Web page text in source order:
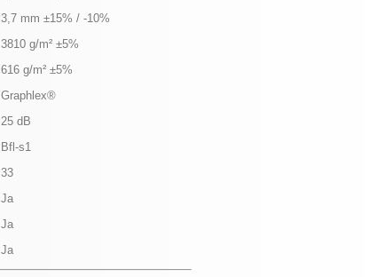
3,7 mm ±15% / -10%
3810 g/m² ±5%
616 g/m² ±5%
Graphlex®
25 dB
Bfl-s1
33
Ja
Ja
Ja